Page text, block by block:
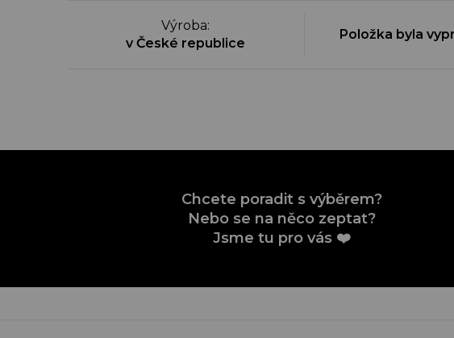
Výroba:
v České republice
Položka byla
Chcete poradit s výběrem?
Nebo se na něco zeptat?
Jsme tu pro vás ❤️